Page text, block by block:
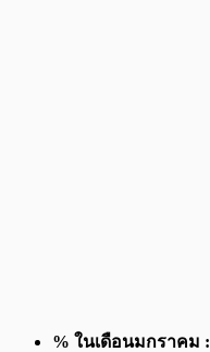
% ในเดือนมกราคม :